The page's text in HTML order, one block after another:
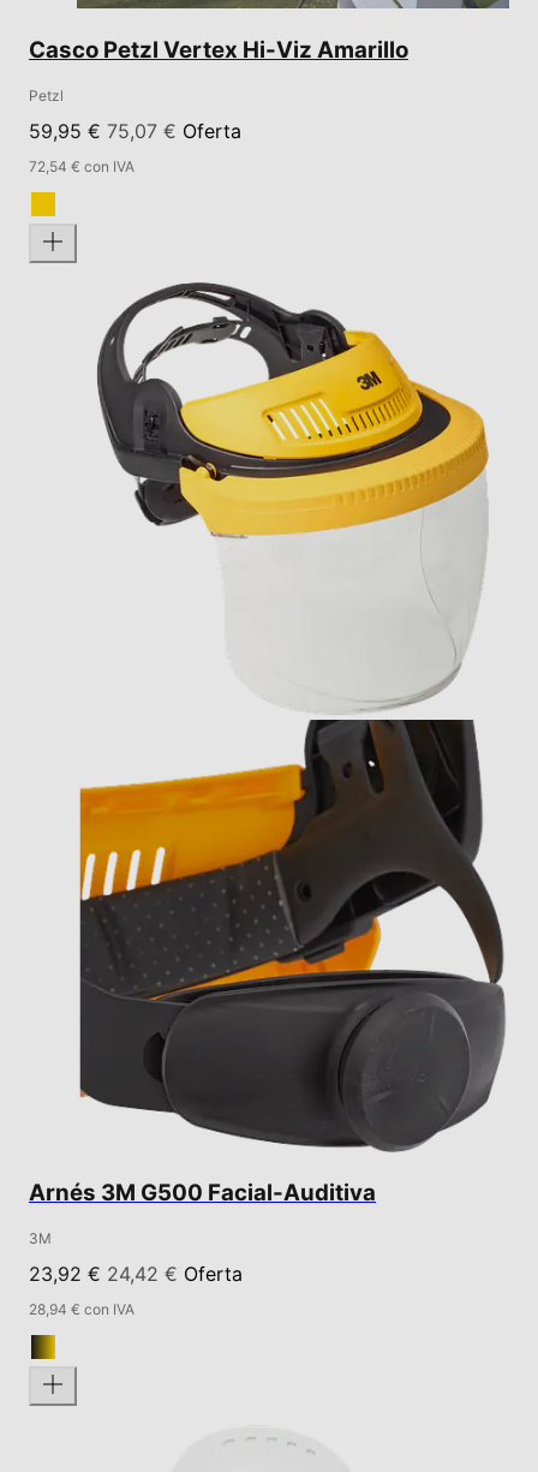
Casco Petzl Vertex Hi-Viz Amarillo
Petzl
59,95 € 75,07 € Oferta
72,54 € con IVA
Arnés 3M G500 Facial-Auditiva
3M
23,92 € 24,42 € Oferta
28,94 € con IVA